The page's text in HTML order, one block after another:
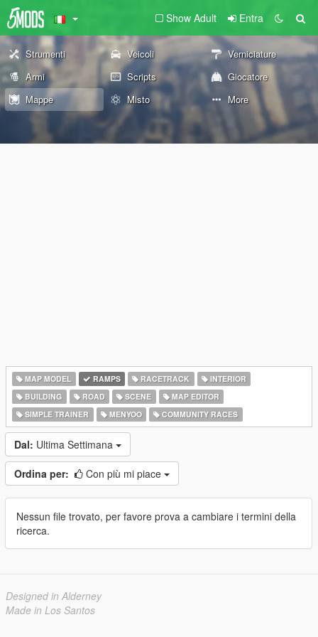
Show Adult Entra
Strumenti Veicoli
Verniciature
Armi
Scripts
Giocatore
Mappe
Misto More
MAP MODEL RAMPS RACETRACK
INTERIOR
BUILDING
ROAD SCENE
MAP EDITOR
SIMPLE TRAINER
MENYOO COMMUNITY RACES
Dal: Ultima Settimana
Ordina per: Con più mi piace
Nessun file trovato, per favore prova a cambiare i termini della
ricerca.
Designed in Alderney
Made in Los Santos